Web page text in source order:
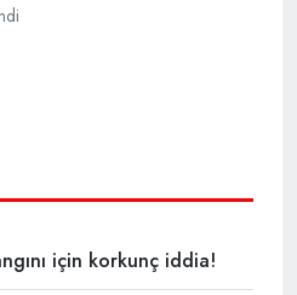
için korkunç iddia!